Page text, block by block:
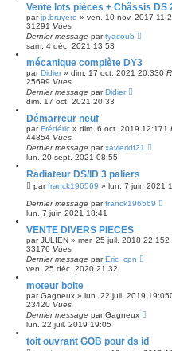
Vente lots pièces + Châssis
parjp.bruyere » ven. 10 nov. 2017
31291 Vues
Dernier message partyacoub
sam. 4 déc. 2021 13:53
mécanique complète DY3
parDidier» dim. 17 oct. 2021 20:330
25699 Vues
Dernier message parDidier
dim. 17 oct. 2021 20:33
Démarreur neuf
parFrédéric » dim. 6 oct. 2019 12:171
44854 Vues
Dernier message parxavieridf21
lun. 20 sept. 2021 08:55
Radiateur DS/ID 3 paliers
parfranck196569 » lun. 7 juin 2021
Dernier message parfranck196569
lun. 7 juin 2021 18:41
VENTE DIVERS PIECES
parJULIEN » mer. 25 juil. 2018 22:152
33176 Vues
Dernier message parEric_cpn
ven. 25 déc. 2020 21:32
moteur boite
parGagneux » lun. 22 juil. 2019 19:05
23420 Vues
Dernier message parGagneux
lun. 22 juil. 2019 19:05
toit ouvrant GOB pour ds id